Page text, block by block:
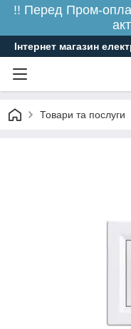
!! Перед Пром-
Інтернет магазин
Товари та послуги